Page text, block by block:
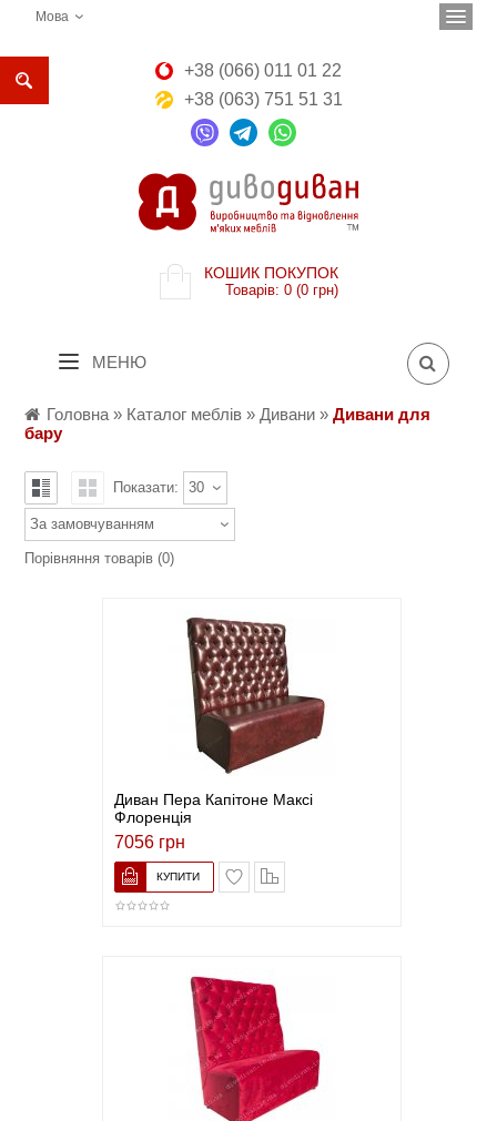
Мова
+38 (066) 011 01 22
+38 (063) 751 51 31
КОШИК ПОКУПОК
Товарів: 0 (0 грн)
МЕНЮ
Головна» Каталог меблів »Дивани »Дивани для
бару
Показати: 30
За замовчуванням
Порівняння товарів (0)
Диван Пера Капітоне Максі
Флоренція
7056 грн
В закладки